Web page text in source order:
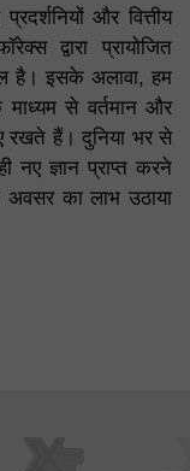
और वित्तीय
द्वारा प्रायोजित
है। इसके अलावा, हम
से वर्तमान और
रखते हैं। दुनिया भर से
नए ज्ञान प्राप्त करने
का लाभ उठाया